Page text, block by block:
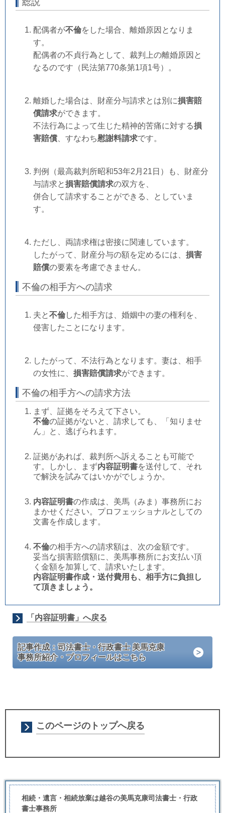
総説
配偶者が不倫をした場合、離婚原因となりま
す。
配偶者の不貞行為として、裁判上の離婚原因と
なるのです（民法第770条第1項1号）。
離婚した場合は、財産分与請求とは別に損害賠
償請求ができます。
不法行為によって生じた精神的苦痛に対する損
害賠償 、すなわち慰謝料請求です。
判例（最高裁判所昭和53年2月21日）も、財産分
与請求と損害賠償請求の双方を、
併合して請求することができる、としていま
す。
ただし、両請求権は密接に関連しています。
したがって、財産分与の額を定めるには、 損害
賠償の要素を考慮できません。
不倫の相手方への請求
夫と不倫した相手方は、婚姻中の妻の権利を、
侵害したことになります。
したがって、不法行為となります。 妻は、相手
の女性に、 損害賠償請求ができます。
不倫の相手方への請求方法
まず、証拠をそろえて下さい。
不倫の証拠がないと、請求しても、「知りませ
ん」と、逃げられます。
証拠があれば、裁判所へ訴えることも可能で
す。しかし、まず内容証明書を送付して、それ
で解決を試みてはいかがでしょうか。
内容証明書の作成は、美馬（みま）事務所にお
まかせください。プロフェッショナルとしての
文書を作成します。
不倫の相手方への請求額は、次の金額です。
妥当な損害賠償額に、美馬事務所にお支払い頂
く金額を加算して、請求いたします。
内容証明書作成・送付費用も、相手方に負担し
て頂きましょう。
「内容証明書」へ戻る
記事作成：司法書士・行政書士 美馬克康
事務所紹介・プロフィールはこちら
このページのトップへ戻る
相続・遺言・相続放棄は越谷の美馬克康司法書士・行政
書士事務所